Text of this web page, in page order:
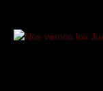
contenido